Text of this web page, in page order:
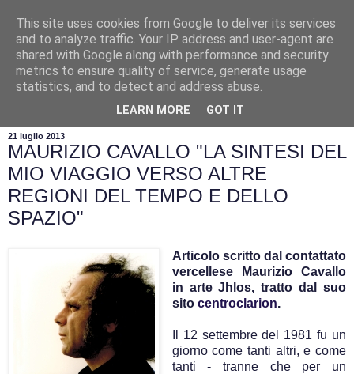
21 luglio 2013
MAURIZIO CAVALLO "LA SINTESI DEL
MIO VIAGGIO VERSO ALTRE
REGIONI DEL TEMPO E DELLO
SPAZIO"
Articolo scritto dal contattato
vercellese Maurizio Cavallo
in arte Jhlos, tratto dal suo
sitocentroclarion.
Il 12 settembre del 1981 fu un
giorno come tanti altri, e come
tanti - tranne che per un
This site uses cookies from Google to deliver its services
and to analyze traffic. Your IP address and user-agent are
shared with Google along with performance and security
metrics to ensure quality of service, generate usage
statistics, and to detect and address abuse.
LEARN MORE GOT IT